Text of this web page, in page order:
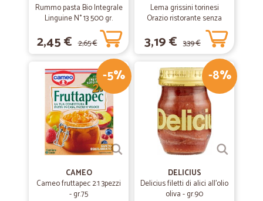
Rummo pasta Bio Integrale
Linguine N° 13 500 gr.
2,45 € 2,65 €
Lema grissini torinesi
Orazio ristorante senza
olio di palma x30 gr.450
3,19 € 3,39 €
-5%
CAMEO
Cameo fruttapec 2:1 3pezzi
- gr.75
-8%
DELICIUS
Delicius filetti di alici all'olio
oliva - gr.90